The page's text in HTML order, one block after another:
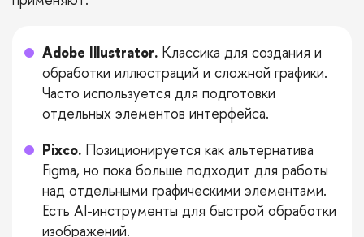
Adobe Illustrator. Классика для создания и
обработки иллюстраций и сложной графики.
Часто используется для подготовки
отдельных элементов интерфейса.
Pixco. Позиционируется как альтернатива
Figma, но пока больше подходит для работы
над отдельными графическими элементами.
Есть AI-инструменты для быстрой обработки
изображений.